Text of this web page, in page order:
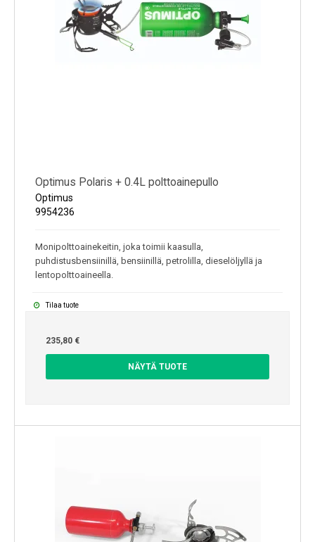
Optimus Polaris + 0.4L polttoainepullo
Optimus
9954236
Monipolttoainekeitin, joka toimii kaasulla,
puhdistusbensiinillä, bensiinillä, petrolilla, dieselöljyllä ja
lentopolttoaineella.
Tilaa tuote
235,80 €
NÄYTÄ TUOTE